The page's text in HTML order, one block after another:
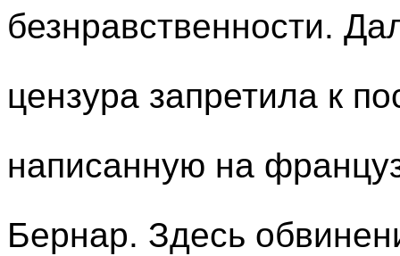
безнравственности.
цензура запретила к
написанную на
Бернар. Здесь